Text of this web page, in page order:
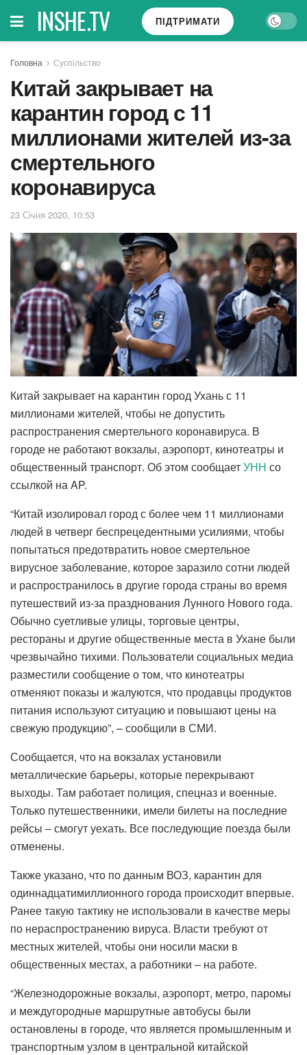
INSHE.TV ПІДТРИМАТИ
Головна Суспільство
Китай закрывает на
карантин город с 11
миллионами жителей из-за
смертельного
коронавируса
23 Січня 2020, 10:53
Китай закрывает на карантин город Ухань с 11
миллионами жителей, чтобы не допустить
распространения смертельного коронавируса. В
городе не работают вокзалы, аэропорт, кинотеатры и
общественный транспорт. Об этом сообщаетУНН со
ссылкой на AP.
“Китай изолировал город с более чем 11 миллионами
людей в четверг беспрецедентными усилиями, чтобы
попытаться предотвратить новое смертельное
вирусное заболевание, которое заразило сотни людей
и распространилось в другие города страны во время
путешествий из-за празднования Лунного Нового года.
Обычно суетливые улицы, торговые центры,
рестораны и другие общественные места в Ухане были
чрезвычайно тихими. Пользователи социальных медиа
разместили сообщение о том, что кинотеатры
отменяют показы и жалуются, что продавцы продуктов
питания используют ситуацию и повышают цены на
свежую продукцию”, – сообщили в СМИ.
Сообщается, что на вокзалах установили
металлические барьеры, которые перекрывают
выходы. Там работает полиция, спецназ и военные.
Только путешественники, имели билеты на последние
рейсы – смогут уехать. Все последующие поезда были
отменены.
Также указано, что по данным ВОЗ, карантин для
одиннадцатимиллионного города происходит впервые.
Ранее такую тактику не использовали в качестве меры
по нераспространению вируса. Власти требуют от
местных жителей, чтобы они носили маски в
общественных местах, а работники – на работе.
“Железнодорожные вокзалы, аэропорт, метро, паромы
и междугородные маршрутные автобусы были
остановлены в городе, что является промышленным и
транспортным узлом в центральной китайской